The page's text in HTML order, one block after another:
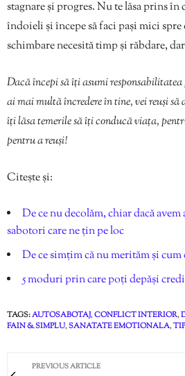
stagnare și progres. Nu te lăsa prins
îndoieli și începe să faci pași mici
schimbare necesită timp și răbdare,
Dacă începi să îți asumi
ai mai multă încredere în tine, vei reuși
îți lăsa temerile să îți conducă viața,
pentru a reuși!
Citește și:
De ce nu decolăm, chiar dacă
sabotori care ne țin pe loc
De ce simțim că nu merităm și
5 moduri prin care poți depăși
TAGS:AUTOSABOTAJ,CONFLICT INTERIOR,
FAIN & SIMPLU,SANATATE EMOTIONALA,
PREVIOUS ARTICLE